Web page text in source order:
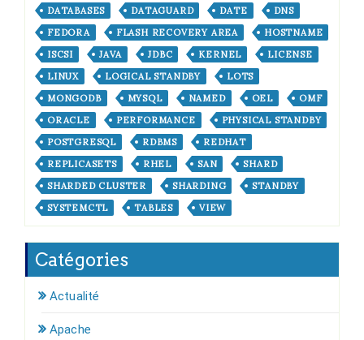
DATABASES
DATAGUARD DATE
DNS
FEDORA
FLASH RECOVERY AREA
HOSTNAME
ISCSI
JAVA JDBC KERNEL
LICENSE
LINUX
LOGICAL STANDBY
LOTS
MONGODB
MYSQL NAMED OEL
OMF
ORACLE
PERFORMANCE
PHYSICAL STANDBY
POSTGRESQL
RDBMS
REDHAT
REPLICASETS
RHEL SAN
SHARD
SHARDED CLUSTER
SHARDING
STANDBY
SYSTEMCTL
TABLES VIEW
Catégories
Actualité
Apache